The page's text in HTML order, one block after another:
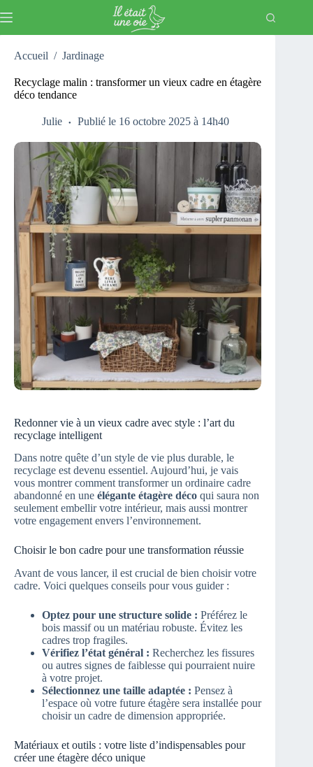
au
Accueil / Jardinage
Recyclage malin : transformer un vieux cadre en étagère
déco tendance
Julie Publié le 16 octobre 2025 à 14h40
Redonner vie à un vieux cadre avec style : l’art du
recyclage intelligent
Dans notre quête d’un style de vie plus durable, le
recyclage est devenu essentiel. Aujourd’hui, je vais
vous montrer comment transformer un ordinaire cadre
abandonné en une élégante étagère déco qui saura non
seulement embellir votre intérieur, mais aussi montrer
votre engagement envers l’environnement.
Choisir le bon cadre pour une transformation réussie
Avant de vous lancer, il est crucial de bien choisir votre
cadre. Voici quelques conseils pour vous guider :
Optez pour une structure solide : Préférez le
bois massif ou un matériau robuste. Évitez les
cadres trop fragiles.
Vérifiez l’état général : Recherchez les fissures
ou autres signes de faiblesse qui pourraient nuire
à votre projet.
Sélectionnez une taille adaptée : Pensez à
l’espace où votre future étagère sera installée pour
choisir un cadre de dimension appropriée.
Matériaux et outils : votre liste d’indispensables pour
créer une étagère déco unique